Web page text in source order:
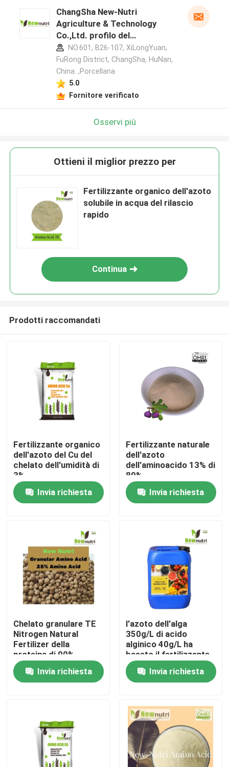
Casa
Chi siamo
Prodotti
Fertilizzante organico di acido umico
Fertilizzante organico dell'aminoacido
Fertilizzante organico dell'azoto
Fertilizzante della polvere dell'estratto dell'alga
Polvere acida fulvica
ChangSha New-Nutri
Agriculture & Technology
Co.,Ltd. profilo del
produttore
NO.601, B26-107, XiLongYuan,
FuRong District, ChangSha, HuNan,
China. ,Porcellana
5.0
Fornitore verificato
Osservi più
Ottieni il miglior prezzo per
Fertilizzante organico dell'azoto
solubile in acqua del rilascio
rapido
Continua
Prodotti raccomandati
Fertilizzante organico
dell'azoto del Cu del
chelato dell'umidità di
3%
Invia richiesta
Fertilizzante naturale
dell'azoto
dell'aminoacido 13% di
80%
Invia richiesta
Chelato granulare TE
Nitrogen Natural
Fertilizer della
proteina di 90%
Invia richiesta
l'azoto dell'alga
350g/L di acido
alginico 40g/L ha
basato il fertilizzante
Invia richiesta